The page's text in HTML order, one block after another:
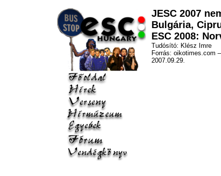
JESC 2007
Bulgária,
ESC 2008:
Tudósító: Klész Imre
Forrás: oikotimes.com
2007.09.29.